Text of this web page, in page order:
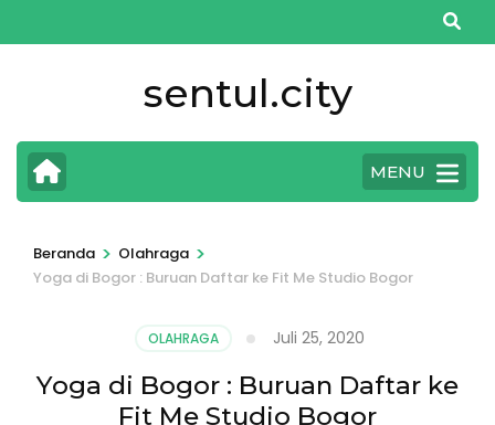
ke
Enter)
sentul.city
MENU
Beranda > Olahraga >
Yoga di Bogor : Buruan Daftar ke Fit Me Studio Bogor
OLAHRAGA Juli 25, 2020
Yoga di Bogor : Buruan Daftar ke
Fit Me Studio Bogor